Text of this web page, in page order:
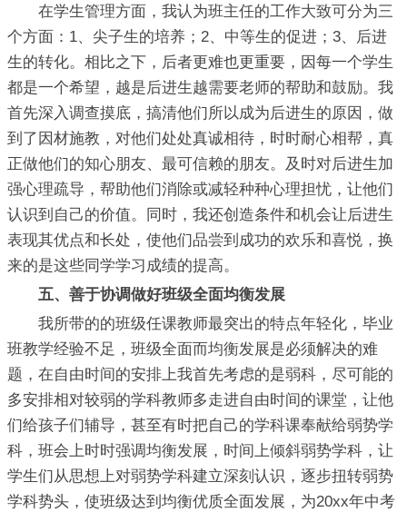
在学生管理方面，我认为班主任的工作大致可分为三
个方面：1、尖子生的培养；2、中等生的促进；3、后进
生的转化。相比之下，后者更难也更重要，因每一个学生
都是一个希望，越是后进生越需要老师的帮助和鼓励。我
首先深入调查摸底，搞清他们所以成为后进生的原因，做
到了因材施教，对他们处处真诚相待，时时耐心相帮，真
正做他们的知心朋友、最可信赖的朋友。及时对后进生加
强心理疏导，帮助他们消除或减轻种种心理担忧，让他们
认识到自己的价值。同时，我还创造条件和机会让后进生
表现其优点和长处，使他们品尝到成功的欢乐和喜悦，换
来的是这些同学学习成绩的提高。
五、善于协调做好班级全面均衡发展
我所带的的班级任课教师最突出的特点年轻化，毕业
班教学经验不足，班级全面而均衡发展是必须解决的难
题，在自由时间的安排上我首先考虑的是弱科，尽可能的
多安排相对较弱的学科教师多走进自由时间的课堂，让他
们给孩子们辅导，甚至有时把自己的学科课奉献给弱势学
科，班会上时时强调均衡发展，时间上倾斜弱势学科，让
学生们从思想上对弱势学科建立深刻认识，逐步扭转弱势
学科势头，使班级达到均衡优质全面发展，为20xx年中考